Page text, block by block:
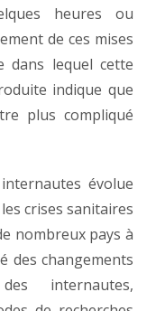
heures ou
de ces mises
dans lequel cette
indique que
plus compliqué
évolue
crises sanitaires
nombreux pays à
des changements
internautes,